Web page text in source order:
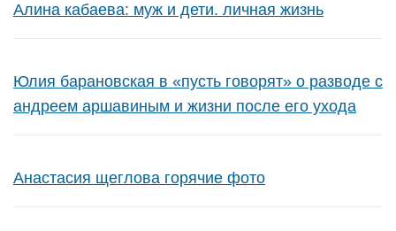
Алина кабаева: муж и дети. личная жизнь
Юлия барановская в «пусть говорят» о разводе с
андреем аршавиным и жизни после его ухода
Анастасия щеглова горячие фото